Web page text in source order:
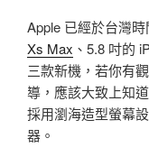
Apple 已經於台灣
Xs Max 、5.8 吋的
三款新機，若你有
導，應該大致上知
採用瀏海造型螢幕
器。